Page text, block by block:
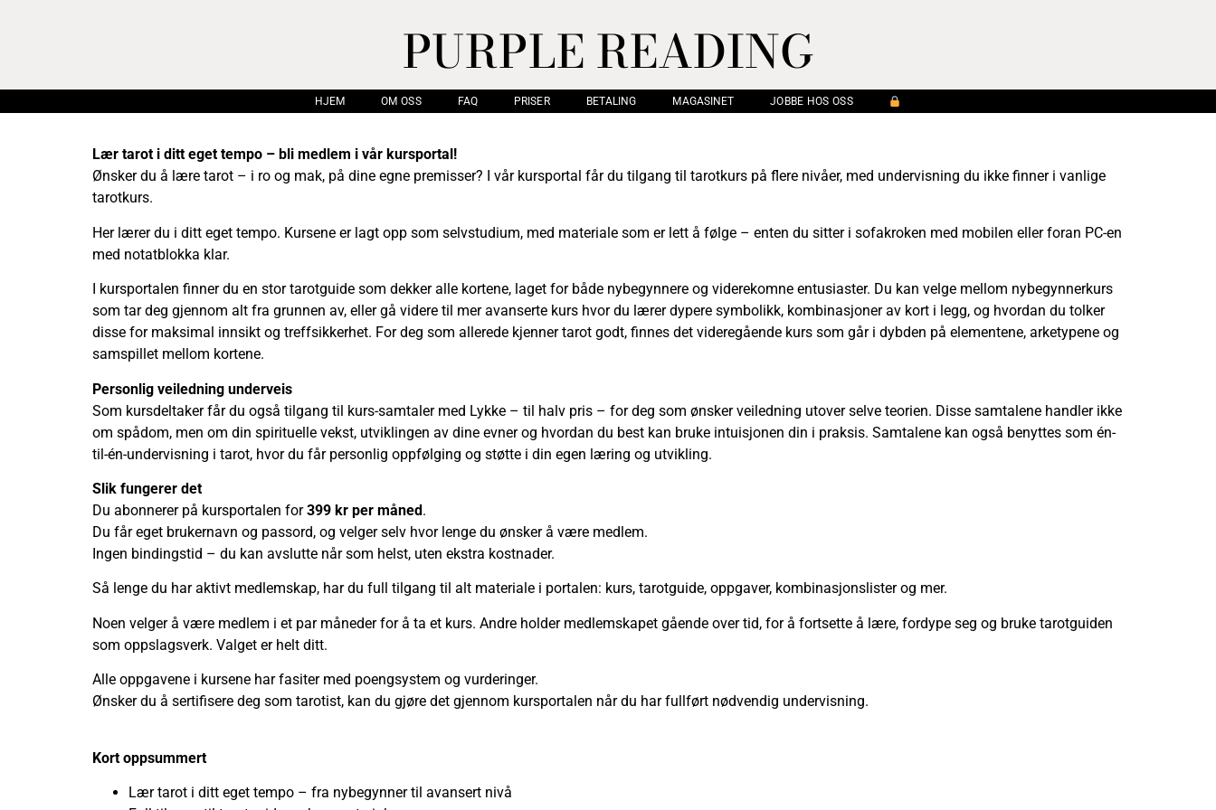
PURPLE READING
HJEM OM OSS FAQ PRISER BETALING MAGASINET JOBBE HOS OSS
Lær tarot i ditt eget tempo – bli medlem i vår kursportal!
Ønsker du å lære tarot – i ro og mak, på dine egne premisser? I vår kursportal får du tilgang til tarotkurs på flere nivåer, med undervisning du ikke finner i vanlige
tarotkurs.
Her lærer du i ditt eget tempo. Kursene er lagt opp som selvstudium, med materiale som er lett å følge – enten du sitter i sofakroken med mobilen eller foran PC-en
med notatblokka klar.
I kursportalen finner du en stor tarotguide som dekker alle kortene, laget for både nybegynnere og viderekomne entusiaster. Du kan velge mellom nybegynnerkurs
som tar deg gjennom alt fra grunnen av, eller gå videre til mer avanserte kurs hvor du lærer dypere symbolikk, kombinasjoner av kort i legg, og hvordan du tolker
disse for maksimal innsikt og treffsikkerhet. For deg som allerede kjenner tarot godt, finnes det videregående kurs som går i dybden på elementene, arketypene og
samspillet mellom kortene.
Personlig veiledning underveis
Som kursdeltaker får du også tilgang til kurs-samtaler med Lykke – til halv pris – for deg som ønsker veiledning utover selve teorien. Disse samtalene handler ikke
om spådom, men om din spirituelle vekst, utviklingen av dine evner og hvordan du best kan bruke intuisjonen din i praksis. Samtalene kan også benyttes som én-
til-én-undervisning i tarot, hvor du får personlig oppfølging og støtte i din egen læring og utvikling.
Slik fungerer det
Du abonnerer på kursportalen for399 kr per måned.
Du får eget brukernavn og passord, og velger selv hvor lenge du ønsker å være medlem.
Ingen bindingstid – du kan avslutte når som helst, uten ekstra kostnader.
Så lenge du har aktivt medlemskap, har du full tilgang til alt materiale i portalen: kurs, tarotguide, oppgaver, kombinasjonslister og mer.
Noen velger å være medlem i et par måneder for å ta et kurs. Andre holder medlemskapet gående over tid, for å fortsette å lære, fordype seg og bruke tarotguiden
som oppslagsverk. Valget er helt ditt.
Alle oppgavene i kursene har fasiter med poengsystem og vurderinger.
Ønsker du å sertifisere deg som tarotist, kan du gjøre det gjennom kursportalen når du har fullført nødvendig undervisning.
Kort oppsummert
Lær tarot i ditt eget tempo – fra nybegynner til avansert nivå